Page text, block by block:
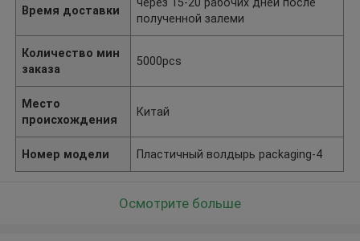
Время доставки
полученной залеми
Количество мин
заказа
5000pcs
Место
происхождения
Китай
Номер модели Пластичный волдырь packaging-4
Осмотрите больше